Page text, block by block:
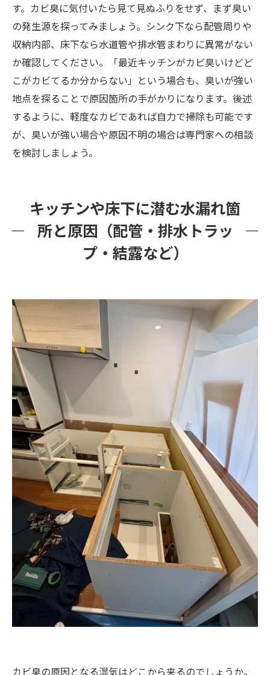
す。カビ臭に気付いたら見て見ぬふりをせず、まず臭い
の発生源を探ってみましょう。シンク下なら配管周りや
収納内部、床下なら水道管や排水管まわりに異常がない
か確認してください。「最近キッチンがカビ臭いけどど
こがカビてるか分からない」という場合も、臭いが強い
地点を探ることで原因箇所の手がかりになります。後述
するように、軽度なカビであれば自力で掃除も可能です
が、臭いが強い場合や原因不明の場合は専門家への相談
を検討しましょう。
キッチンや床下に潜む水漏れ箇
所と原因（配管・排水トラッ
プ・結露など）
カビ臭の原因となる湿気はどこから来るのでしょうか。